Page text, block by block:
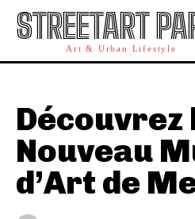
STREETART
Art & Urban Lifestyle
Découvrez
Nouveau
d’Art de